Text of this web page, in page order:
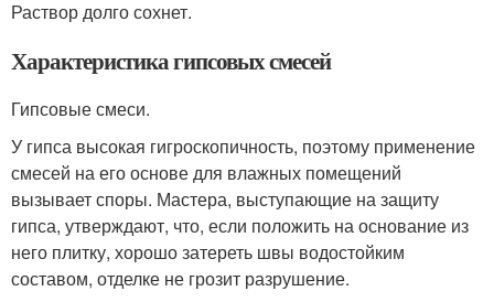
Раствор долго сохнет.
Характеристика гипсовых смесей
Гипсовые смеси.
У гипса высокая гигроскопичность, поэтому применение
смесей на его основе для влажных помещений
вызывает споры. Мастера, выступающие на защиту
гипса, утверждают, что, если положить на основание из
него плитку, хорошо затереть швы водостойким
составом, отделке не грозит разрушение.